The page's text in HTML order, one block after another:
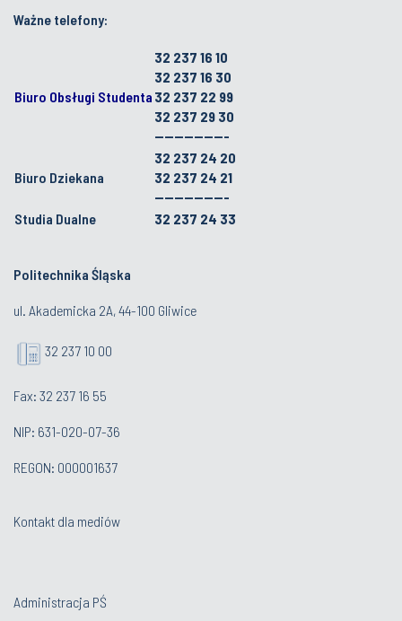
Ważne telefony:
Biuro Obsługi Studenta
32 237 16 10
32 237 16 30
32 237 22 99
32 237 29 30
---------------
Biuro Dziekana
32 237 24 20
32 237 24 21
---------------
Studia Dualne
32 237 24 33
Politechnika Śląska
ul. Akademicka 2A, 44-100 Gliwice
32 237 10 00
Fax: 32 237 16 55
NIP: 631-020-07-36
REGON: 000001637
Kontakt dla mediów
Administracja PŚ